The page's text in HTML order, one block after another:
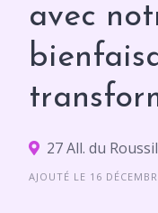
avec
27 All. du
AJOUTÉ LE 16